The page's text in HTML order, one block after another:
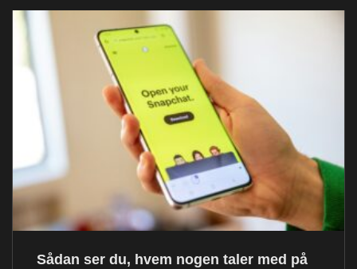
Sådan ser du, hvem nogen taler med på